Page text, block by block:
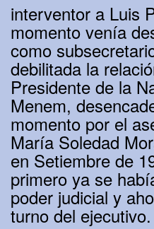
interventor a Luis
momento venía
como
debilitada la
Presidente de la
Menem,
momento por el
María Soledad
en Setiembre de
primero ya se
poder judicial y
turno del ejecutivo.